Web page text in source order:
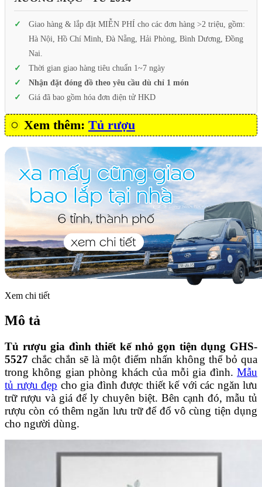
Giao hàng & lắp đặt MIỄN PHÍ cho các đơn hàng >2 triệu, gồm:
Hà Nội, Hồ Chí Minh, Đà Nẵng, Hải Phòng, Bình Dương, Đồng
Nai.
Thời gian giao hàng tiêu chuẩn 1~7 ngày
Nhận đặt đóng đồ theo yêu cầu dù chỉ 1 món
Giá đã bao gồm hóa đơn điện tử HKD
Xem thêm: Tủ rượu
Xem chi tiết
Mô tả
Tủ rượu gia đình thiết kế nhỏ gọn tiện dụng GHS-
5527 chắc chắn sẽ là một điểm nhấn không thể bỏ qua
trong không gian phòng khách của mỗi gia đình. Mẫu
tủ rượu đẹp cho gia đình được thiết kế với các ngăn lưu
trữ rượu và giá để ly chuyên biệt. Bên cạnh đó, mẫu tủ
rượu còn có thêm ngăn lưu trữ để đổ vô cùng tiện dụng
cho người dùng.